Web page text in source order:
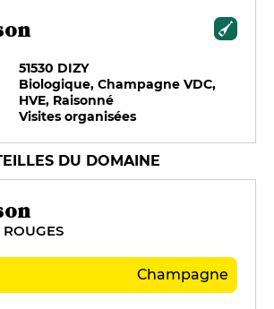
51530 DIZY
Biologique, Champagne VDC,
HVE, Raisonné
Visites organisées
DU DOMAINE
ROUGES
Champagne